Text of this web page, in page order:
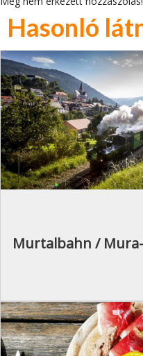
Hasonló
Murtalbahn /